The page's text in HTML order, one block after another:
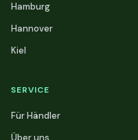
Hamburg
Hannover
Kiel
SERVICE
Für Händler